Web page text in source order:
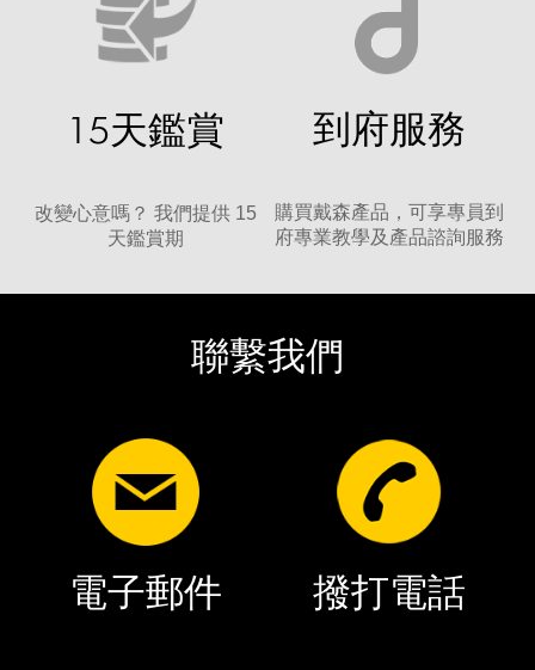
15天鑑賞
改變心意嗎？ 我們提供 15
天鑑賞期
到府服務
購買戴森產品，可享專員到
府專業教學及產品諮詢服務
聯繫我們
電子郵件 撥打電話